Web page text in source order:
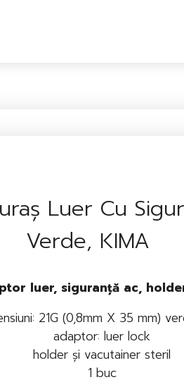
Luer Cu
Verde, KIMA
luer, siguranță ac,
21G (0,8mm X 35 mm)
adaptor: luer lock
holder și vacutainer steril
1 buc